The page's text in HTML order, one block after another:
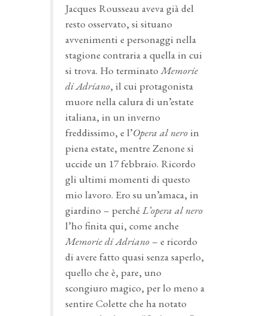
Jacques Rousseau aveva già del
resto osservato, si situano
avvenimenti e personaggi nella
stagione contraria a quella in cui
si trova. Ho terminato Memorie
di Adriano, il cui protagonista
muore nella calura di un’estate
italiana, in un inverno
freddissimo, e l’Opera al nero in
piena estate, mentre Zenone si
uccide un 17 febbraio. Ricordo
gli ultimi momenti di questo
mio lavoro. Ero su un’amaca, in
giardino – perché L’opera al nero
l’ho finita qui, come anche
Memorie di Adriano – e ricordo
di avere fatto quasi senza saperlo,
quello che è, pare, uno
scongiuro magico, per lo meno a
sentire Colette che ha notato